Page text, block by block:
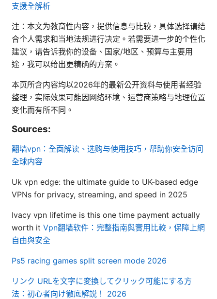
支援全解析
注：本文为教育性内容，提供信息与比较，具体选择请结
合个人需求和当地法规进行决定。若需要进一步的个性化
建议，请告诉我你的设备、国家/地区、预算与主要用
途，我可以给出更精确的方案。
本页所含内容均以2026年的最新公开资料与使用者经验
整理，实际效果可能因网络环境、运营商策略与地理位置
变化而有所不同。
Sources:
翻墙vpn：全面解读、选购与使用技巧，帮助你安全访问
全球内容
Uk vpn edge: the ultimate guide to UK-based edge
VPNs for privacy, streaming, and speed in 2025
Ivacy vpn lifetime is this one time payment actually
worth it Vpn翻墙软件：完整指南與實用比較，保障上網
自由與安全
Ps5 racing games split screen mode 2026
リンク URLを文字に変換してクリック可能にする方
法：初心者向け徹底解説！ 2026